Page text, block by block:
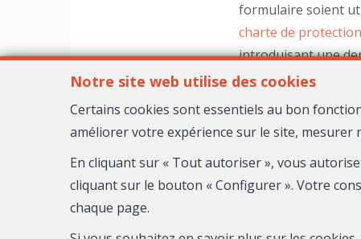
formulaire soient
charte de
introduisant une
Notre site web utilise des cookies
Certains cookies sont essentiels au bon
améliorer votre expérience sur le site, mesurer
En cliquant sur « Tout autoriser », vous
cliquant sur le bouton « Configurer ». Votre
chaque page.